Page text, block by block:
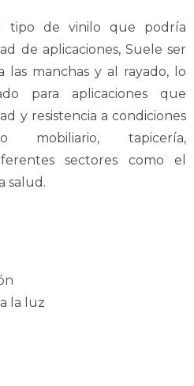
tipo de vinilo que podría
de aplicaciones, Suele ser
las manchas y al rayado, lo
para aplicaciones que
y resistencia a condiciones
mobiliario, tapicería,
sectores como el
salud.
la luz